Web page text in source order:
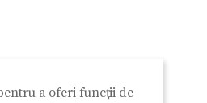
a oferi funcții de